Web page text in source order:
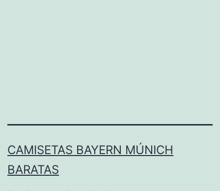
CAMISETAS BAYERN MÚNICH
BARATAS